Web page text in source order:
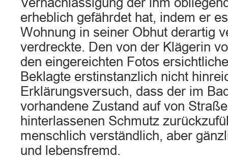
erheblich gefährdet hat, indem er
Wohnung in seiner Obhut derartig
verdreckte. Den von der Klägerin
den eingereichten Fotos
Beklagte erstinstanzlich nicht
Erklärungsversuch, dass der im
vorhandene Zustand auf von
hinterlassenen Schmutz
menschlich verständlich, aber
und lebensfremd.